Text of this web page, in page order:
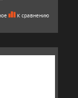
К сравнению